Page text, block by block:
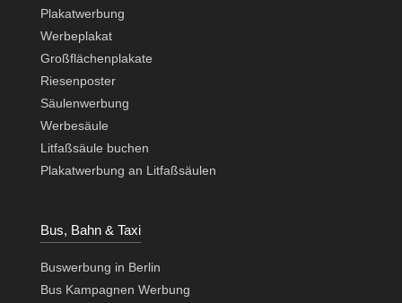
Plakatwerbung
Werbeplakat
Großflächenplakate
Riesenposter
Säulenwerbung
Werbesäule
Litfaßsäule buchen
Plakatwerbung an Litfaßsäulen
Bus, Bahn & Taxi
Buswerbung in Berlin
Bus Kampagnen Werbung